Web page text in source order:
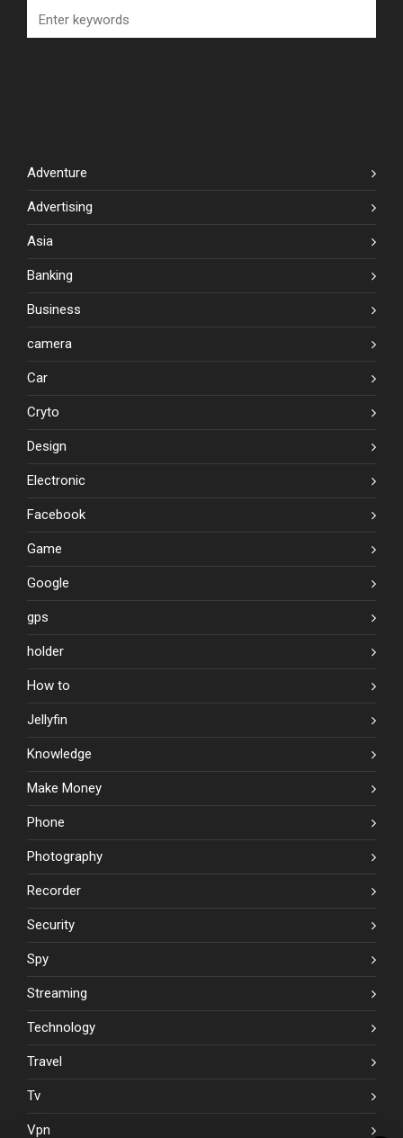
Adventure
Advertising
Asia
Banking
Business
camera
Car
Cryto
Design
Electronic
Facebook
Game
Google
gps
holder
How to
Jellyfin
Knowledge
Make Money
Phone
Photography
Recorder
Security
Spy
Streaming
Technology
Travel
Tv
Vpn